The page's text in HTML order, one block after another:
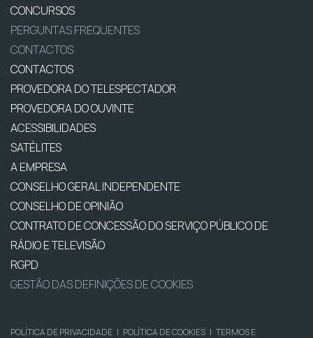
CONCURSOS
PERGUNTAS FREQUENTES
CONTACTOS
CONTACTOS
PROVEDORA DO TELESPECTADOR
PROVEDORA DO OUVINTE
ACESSIBILIDADES
SATÉLITES
A EMPRESA
CONSELHO GERAL INDEPENDENTE
CONSELHO DE OPINIÃO
CONTRATO DE CONCESSÃO DO SERVIÇO PÚBLICO DE
RÁDIO E TELEVISÃO
RGPD
GESTÃO DAS DEFINIÇÕES DE COOKIES
POLÍTICA DE PRIVACIDADE | POLÍTICA DE COOKIES | TERMOS E